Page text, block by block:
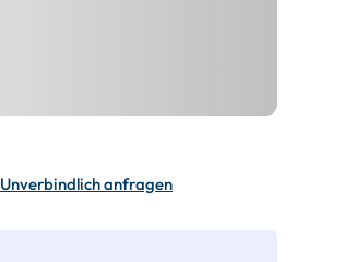
Unverbindlich anfragen